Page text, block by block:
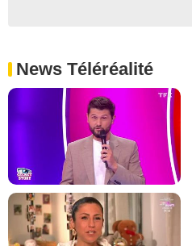
News Téléréalité